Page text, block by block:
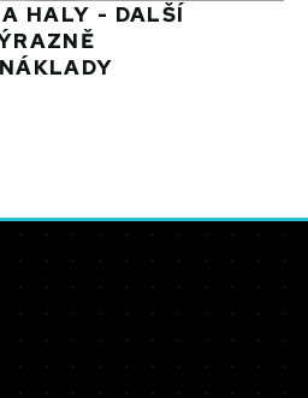
HALY - DALŠÍ